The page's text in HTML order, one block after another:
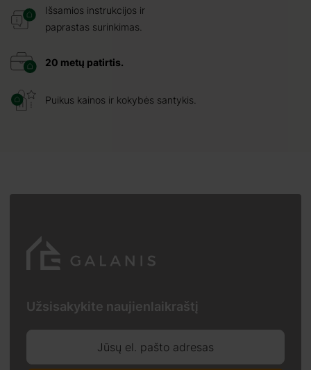
Išsamios instrukcijos ir
paprastas surinkimas.
20 metų patirtis.
Puikus kainos ir kokybės santykis.
Užsisakykite naujienlaikraštį
Jūsų el. pašto adresas